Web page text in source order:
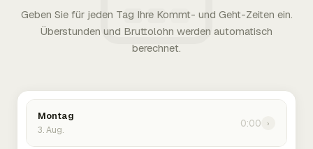
Geben Sie für jeden Tag Ihre Kommt- und Geht-Zeiten ein.
Überstunden und Bruttolohn werden automatisch
berechnet.
Montag
3. Aug.
0:00 ›